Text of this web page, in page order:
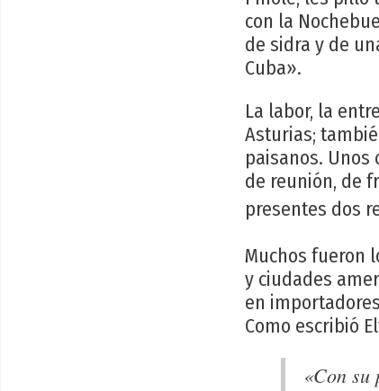
con la
de sidra y de
Cuba».
La labor, la
Asturias;
paisanos.
de reunión, de
presentes dos
Muchos fueron
y ciudades
en
Como escribió
«Con